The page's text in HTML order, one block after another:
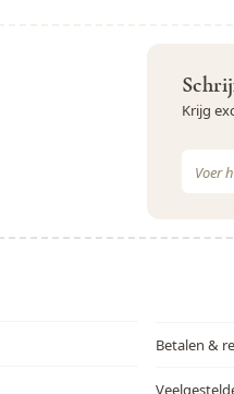
Krijg
Betalen &